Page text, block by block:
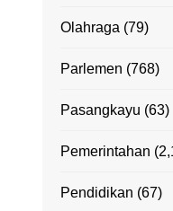
Olahraga (79)
Parlemen (768)
Pasangkayu (63)
Pemerintahan
Pendidikan (67)